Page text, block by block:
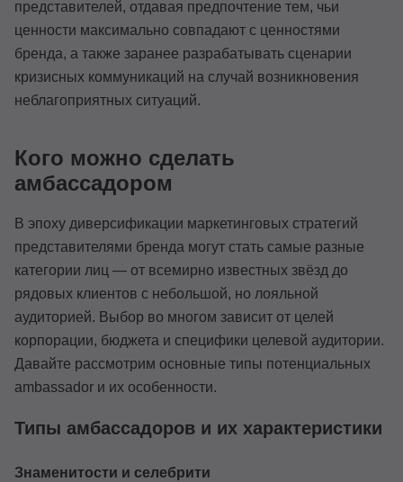
представителей, отдавая предпочтение тем, чьи
ценности максимально совпадают с ценностями
бренда, а также заранее разрабатывать сценарии
кризисных коммуникаций на случай возникновения
неблагоприятных ситуаций.
Кого можно сделать
амбассадором
В эпоху диверсификации маркетинговых стратегий
представителями бренда могут стать самые разные
категории лиц — от всемирно известных звёзд до
рядовых клиентов с небольшой, но лояльной
аудиторией. Выбор во многом зависит от целей
корпорации, бюджета и специфики целевой аудитории.
Давайте рассмотрим основные типы потенциальных
ambassador и их особенности.
Типы амбассадоров и их характеристики
Знаменитости и селебрити